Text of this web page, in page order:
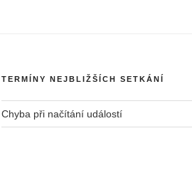
TERMÍNY NEJBLIŽŠÍCH SETKÁNÍ
Chyba při načítání událostí